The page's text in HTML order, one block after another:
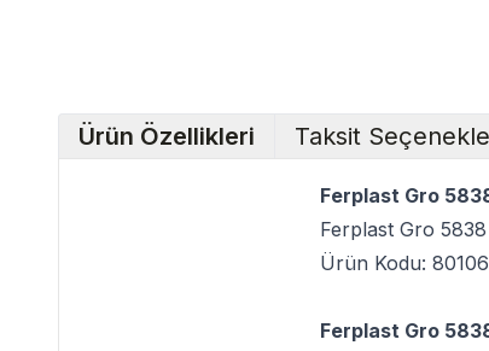
Ürün Özellikleri Taksit
Ferplast Gro
Ferplast Gro 5838
Ürün Kodu:
Ferplast Gro